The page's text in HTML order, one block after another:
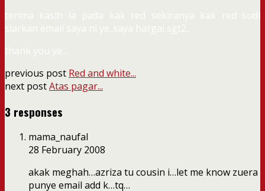
terima kasih la pada kak red sekiranya kak red sudi
siarkan email saya ni ye..saya hargai sgt2..
thank you ye…
previous post Red and white...
next postAtas pagar...
3 responses
mama_naufal
28 February 2008
akak meghah…azriza tu cousin i…let me know zuera
punye email add k…tq…